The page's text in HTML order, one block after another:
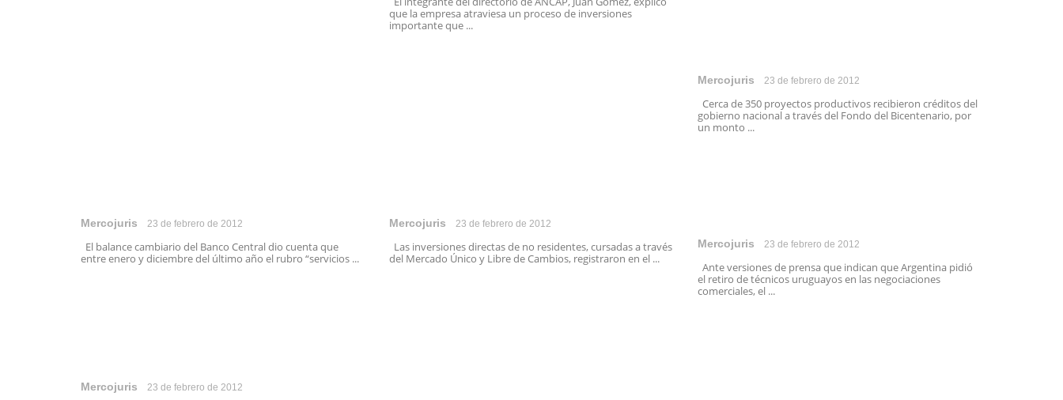
que la empresa atraviesa un proceso de inversiones
importante que ...
Mercojuris 23 de febrero de 2012
Cerca de 350 proyectos productivos recibieron créditos del
gobierno nacional a través del Fondo del Bicentenario, por
un monto ...
Mercojuris 23 de febrero de 2012
El balance cambiario del Banco Central dio cuenta que
entre enero y diciembre del último año el rubro “servicios ...
Mercojuris 23 de febrero de 2012
Las inversiones directas de no residentes, cursadas a través
del Mercado Único y Libre de Cambios, registraron en el ...
Mercojuris 23 de febrero de 2012
Ante versiones de prensa que indican que Argentina pidió
el retiro de técnicos uruguayos en las negociaciones
comerciales, el ...
Mercojuris 23 de febrero de 2012